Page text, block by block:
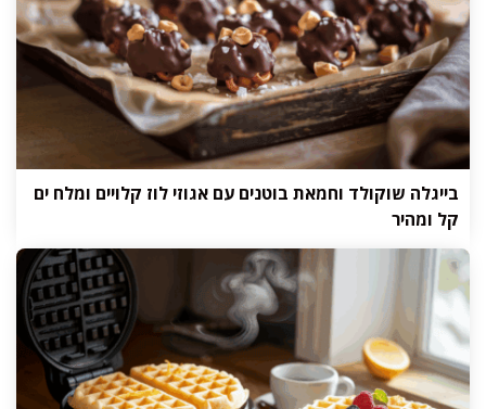
בייגלה שוקולד וחמאת בוטנים עם אגוזי לוז קלויים ומלח ים
קל ומהיר